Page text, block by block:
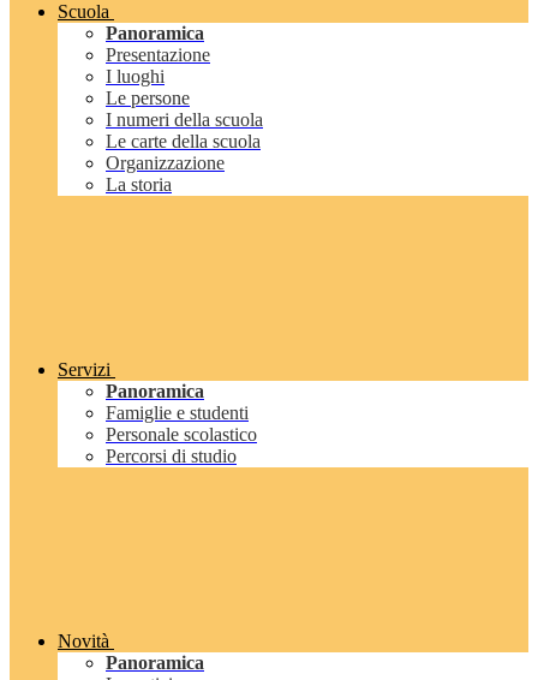
Scuola
Panoramica
Presentazione
I luoghi
Le persone
I numeri della scuola
Le carte della scuola
Organizzazione
La storia
Servizi
Panoramica
Famiglie e studenti
Personale scolastico
Percorsi di studio
Novità
Panoramica